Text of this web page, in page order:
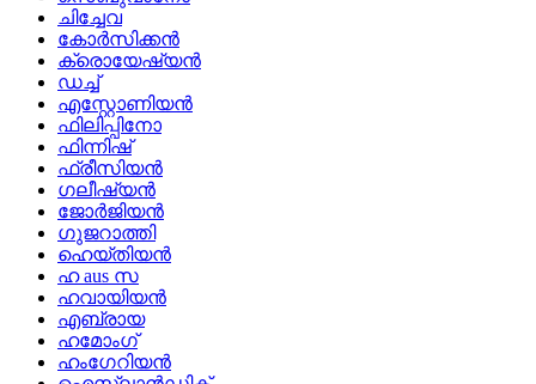
ചിച്ചേവ
കോർസിക്കൻ
ക്രൊയേഷ്യൻ
ഡച്ച്
എസ്റ്റോണിയൻ
ഫിലിപ്പിനോ
ഫിന്നിഷ്
ഫ്രീസിയൻ
ഗലീഷ്യൻ
ജോർജിയൻ
ഗുജറാത്തി
ഹെയ്തിയൻ
ഹ aus സ
ഹവായിയൻ
എബ്രായ
ഹമോംഗ്
ഹംഗേറിയൻ